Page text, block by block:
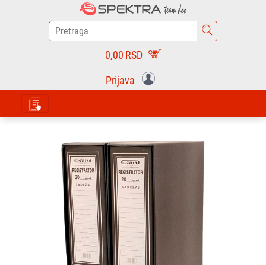
0,00 RSD
Prijava